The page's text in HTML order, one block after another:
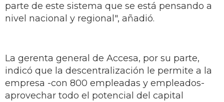
parte de este sistema que se está pensando a
nivel nacional y regional", añadió.
La gerenta general de Accesa, por su parte,
indicó que la descentralización le permite a la
empresa -con 800 empleadas y empleados-
aprovechar todo el potencial del capital